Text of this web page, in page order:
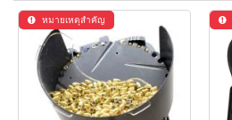
หมายเหตุสำคัญ